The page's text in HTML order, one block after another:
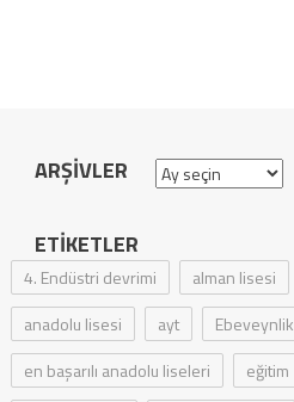
ARŞIVLER Arşivler
ETIKETLER
4. Endüstri devrimi alman lisesi
anadolu lisesi
ayt
Ebeveynlik
en başarılı anadolu liseleri
eğitim